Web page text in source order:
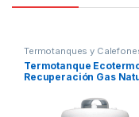
Termotanques y
Termotanque
Recuperación Gas